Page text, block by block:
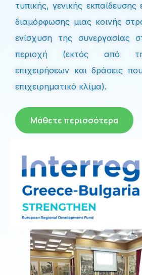
τυπικής, γενικής
διαμόρφωσης μιας κοινής
ενίσχυση της συνεργασίας
περιοχή (εκτός από
επιχειρήσεων και δράσεις
επιχειρηματικό κλίμα).
Μάθετε περισσότερα